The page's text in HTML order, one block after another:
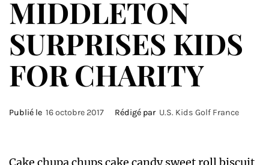
MIDDLETON
SURPRISES KIDS
FOR CHARITY
Publié le 16 octobre 2017 Rédigé par U.S. Kids Golf France